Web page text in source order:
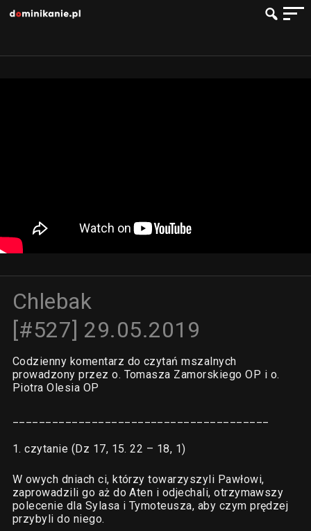
Chlebak
[#527] 29.05.2019
Codzienny komentarz do czytań mszalnych
prowadzony przez o. Tomasza Zamorskiego OP i o.
Piotra Olesia OP
1. czytanie (Dz 17, 15. 22 – 18, 1)
W owych dniach ci, którzy towarzyszyli Pawłowi,
zaprowadzili go aż do Aten i odjechali, otrzymawszy
polecenie dla Sylasa i Tymoteusza, aby czym prędzej
przybyli do niego.